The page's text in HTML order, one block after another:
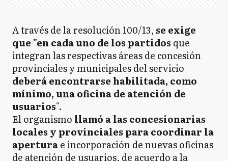
A través de la resolución 100/13, se exige
que "en cada uno de los partidos que
integran las respectivas áreas de concesión
provinciales y municipales del servicio
deberá encontrarse habilitada, como
mínimo, una oficina de atención de
usuarios".
El organismo llamó a las concesionarias
locales y provinciales para coordinar la
aperturae incorporación de nuevas oficinas
de atención de usuarios, de acuerdo a la